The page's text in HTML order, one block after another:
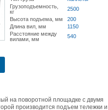
Грузоподъемность,
кг
2500
Высота подъема, мм
200
Длина вил, мм
1150
Расстояние между
вилами, мм
540
на поворотной площадке с двумя
производится подъем тележки и